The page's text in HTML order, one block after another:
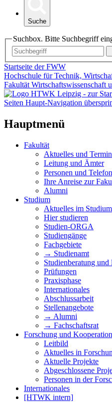
Suche
Suchbox. Bitte Suchbegriff
Startseite der FWW
Hochschule für Technik,
Fakultät Wirtschaftswissenschaft
Seiten Haupt-Navigation
Hauptmenü
Fakultät
Aktuelles und
Leitung und Ämter
Personen und
Ihre Anreise zur
Alumni
Studium
Aktuelles im Studium
Hier studieren
Studien-ORGA
Studiengänge
Fachgebiete
→ Studienamt
Studienberatung
Prüfungen
Praxisphase
Internationales
Abschlussarbeit
Stellenangebote
→ Alumni
→ Fachschaftsrat
Forschung und Kooperation
Leitbild
Aktuelles in
Aktuelle Projekte
Abgeschlossene
Personen in der
Internationales
[HTWK intern]